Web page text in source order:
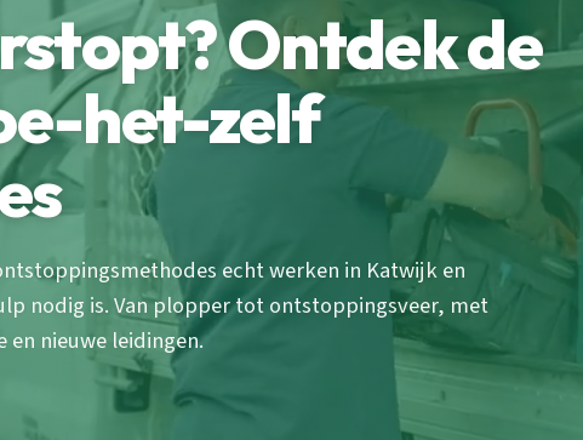
Ontdek de
het-zelf
echt werken in Katwijk en
nodig is. Van plopper tot ontstoppingsveer, met
nieuwe leidingen.